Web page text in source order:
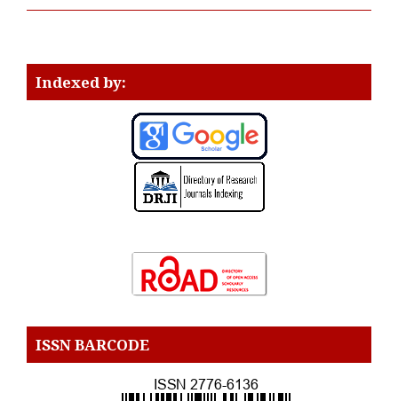
Indexed by:
ISSN BARCODE